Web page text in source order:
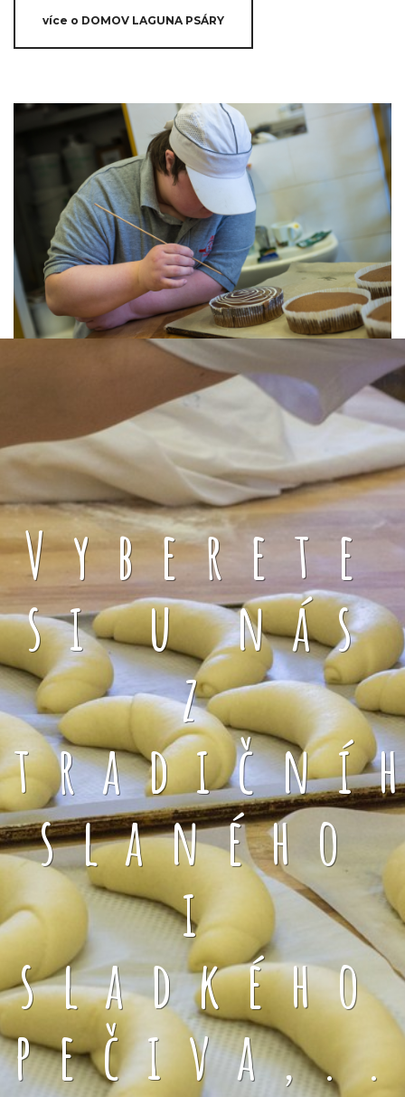
více o DOMOV LAGUNA PSÁRY
Vyberete
si u nás
z
slaného
i
sladkého